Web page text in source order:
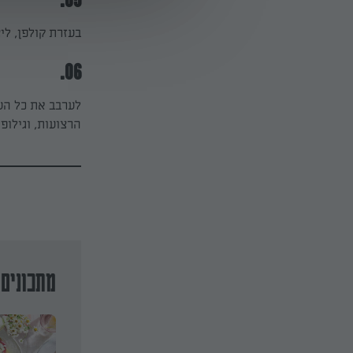
בעזרת קולפן,
06.
לערבב את כל
הרצועות,